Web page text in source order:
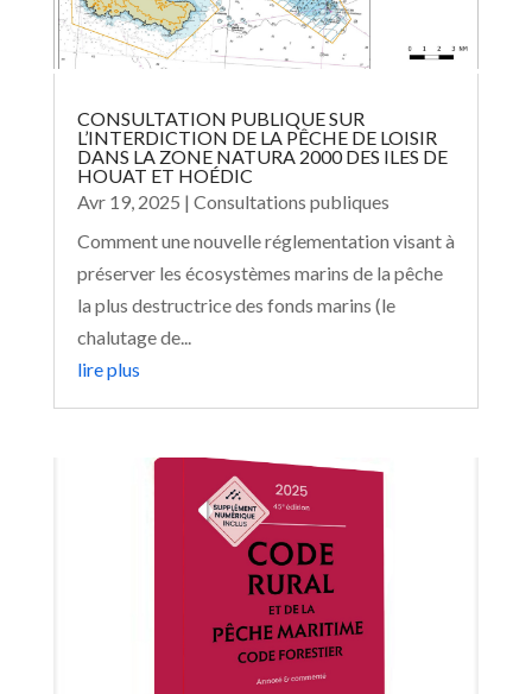
CONSULTATION PUBLIQUE SUR
L’INTERDICTION DE LA PÊCHE DE LOISIR
DANS LA ZONE NATURA 2000 DES ILES DE
HOUAT ET HOÉDIC
Avr 19, 2025 | Consultations publiques
Comment une nouvelle réglementation visant à
préserver les écosystèmes marins de la pêche
la plus destructrice des fonds marins (le
chalutage de...
lire plus